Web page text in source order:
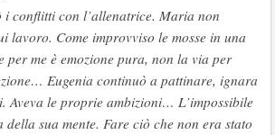
i conflitti con l’allenatrice. Maria non
lavoro. Come improvviso le mosse in una
per me è emozione pura, non la via per
Eugenia continuò a pattinare, ignara
Aveva le proprie ambizioni… L’impossibile
sua mente. Fare ciò che non era stato